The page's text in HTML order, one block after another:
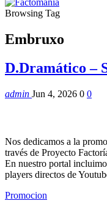
Browsing Tag
Embruxo
D.Dramático –
admin Jun 4, 2026 0 0
Nos dedicamos a la
través de Proyecto
En nuestro portal
players directos de
Promocion